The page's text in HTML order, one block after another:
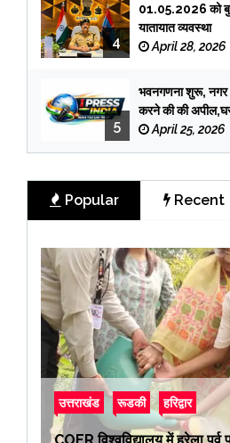
4
01.05.2026 को बुद्ध
यातायात व्यवस्था
April 28, 2026
5
भवनगणना शुरू,
करने की की
April 25, 2026
Popular Recent
उत्तराखंड रूडकी हरिद्वार